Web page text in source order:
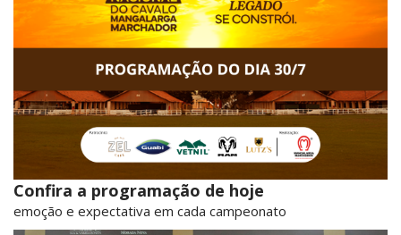
Confira a programação de hoje
emoção e expectativa em cada campeonato